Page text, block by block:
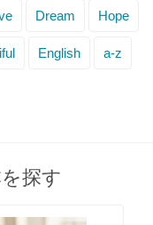
Dream Hope
English a-z
探す